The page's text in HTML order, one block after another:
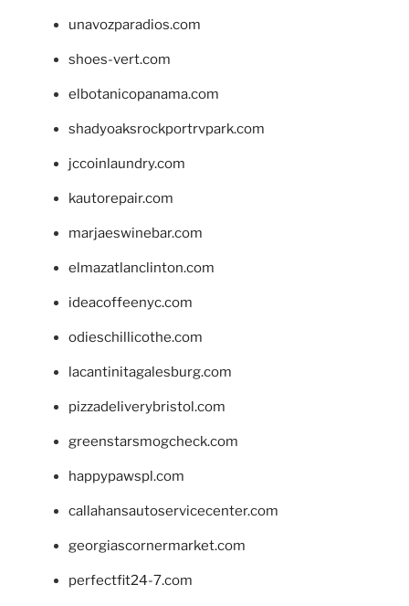
unavozparadios.com
shoes-vert.com
elbotanicopanama.com
shadyoaksrockportrvpark.com
jccoinlaundry.com
kautorepair.com
marjaeswinebar.com
elmazatlanclinton.com
ideacoffeenyc.com
odieschillicothe.com
lacantinitagalesburg.com
pizzadeliverybristol.com
greenstarsmogcheck.com
happypawspl.com
callahansautoservicecenter.com
georgiascornermarket.com
perfectfit24-7.com